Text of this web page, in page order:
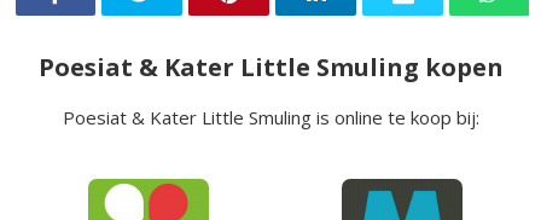
Poesiat & Kater Little Smuling kopen
Poesiat & Kater Little Smuling is online te koop bij: